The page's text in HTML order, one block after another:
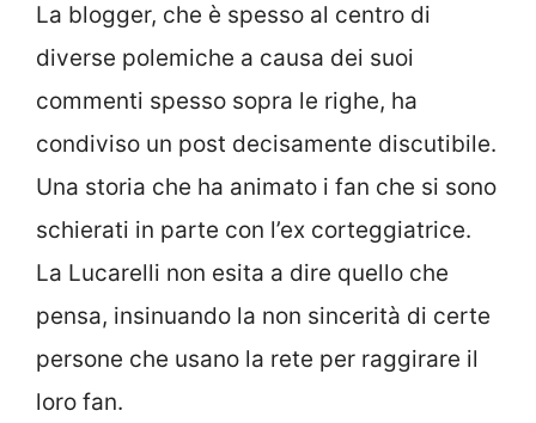
La blogger, che è spesso al centro di
diverse polemiche a causa dei suoi
commenti spesso sopra le righe, ha
condiviso un post decisamente discutibile.
Una storia che ha animato i fan che si sono
schierati in parte con l’ex corteggiatrice.
La Lucarelli non esita a dire quello che
pensa, insinuando la non sincerità di certe
persone che usano la rete per raggirare il
loro fan.